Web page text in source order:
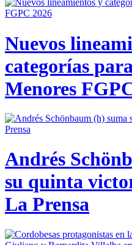
Nuevos
categorías
Menores
Andrés
su quinta
La Prensa